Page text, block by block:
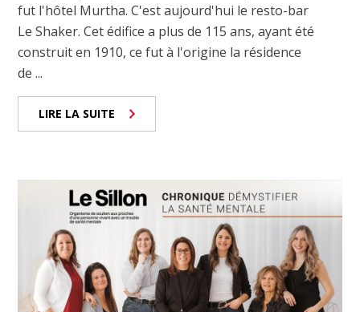
fut l'hôtel Murtha. C'est aujourd'hui le resto-bar
Le Shaker. Cet édifice a plus de 115 ans, ayant été
construit en 1910, ce fut à l'origine la résidence
de ...
LIRE LA SUITE